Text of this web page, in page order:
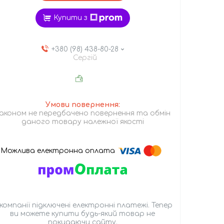
Купити з
+380 (98) 438-80-28
Сергій
не передбачено повернення та обмін
даного товару належної якості
підключені електронні платежі. Тепер
ви можете купити будь-який товар не
покидаючи сайту.